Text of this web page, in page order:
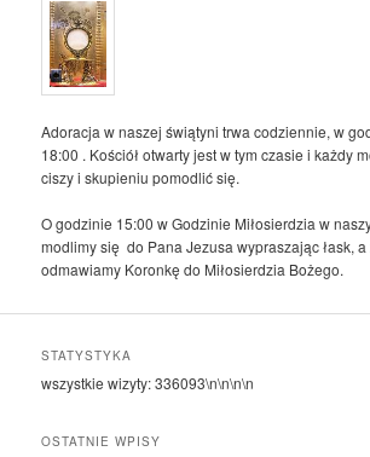
Adoracja w naszej świątyni trwa codziennie, w
18:00 . Kościół otwarty jest w tym czasie i każdy
ciszy i skupieniu pomodlić się.
O godzinie 15:00 w Godzinie Miłosierdzia w
modlimy się do Pana Jezusa wypraszając łask, a
odmawiamy Koronkę do Miłosierdzia Bożego.
STATYSTYKA
wszystkie wizyty:336093\n\n\n\n
OSTATNIE WPISY